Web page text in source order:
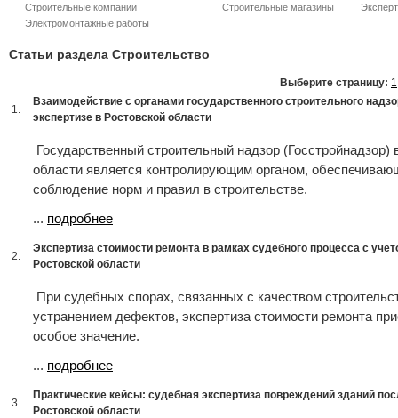
Строительные компании
Строительные магазины
Электромонтажные работы
Статьи раздела Строительство
Выберите страницу: 1
1.
Взаимодействие с органами государственного строительного
экспертизе в Ростовской области
Государственный строительный надзор (Госстройнадзор)
области является контролирующим органом,
соблюдение норм и правил в строительстве.
... подробнее
2.
Экспертиза стоимости ремонта в рамках судебного процесса с
Ростовской области
При судебных спорах, связанных с качеством
устранением дефектов, экспертиза стоимости ремонта
особое значение.
... подробнее
3.
Практические кейсы: судебная экспертиза повреждений зданий
Ростовской области